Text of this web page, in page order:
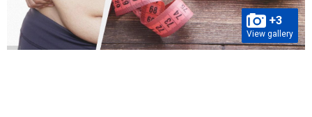
+3
View gallery